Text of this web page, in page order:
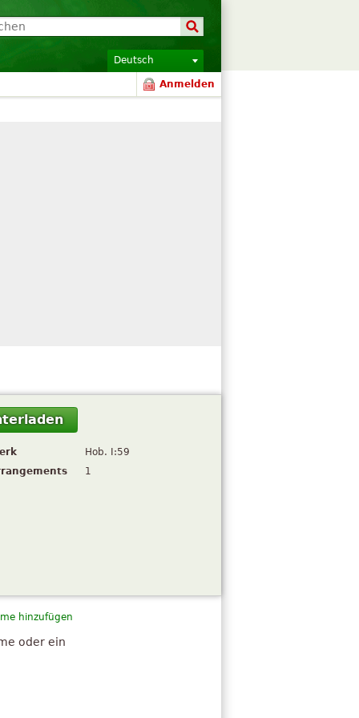
Deutsch
Anmelden
Hob. I:59
1
hinzufügen
oder ein